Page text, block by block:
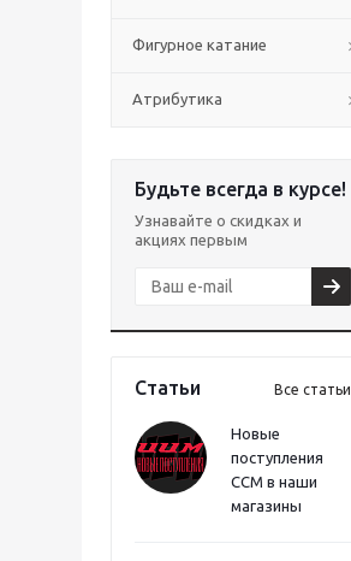
Фигурное катание
Атрибутика
Будьте всегда в курсе!
Узнавайте о скидках и
акциях первым
Статьи Все статьи
Новые
поступления
CCM в наши
магазины